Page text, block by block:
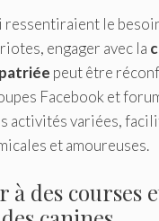
ressentiraient le
engager avec la
peut être
Facebook et
activités variées,
et amoureuses.
à des courses